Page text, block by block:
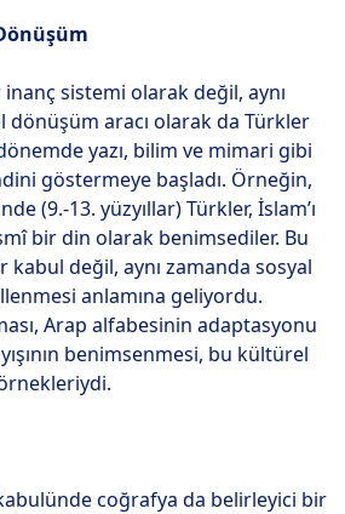
sistemi olarak değil, aynı
aracı olarak da Türkler
yazı, bilim ve mimari gibi
göstermeye başladı. Örneğin,
(9.-13. yüzyıllar) Türkler, İslam’ı
bir din olarak benimsediler. Bu
kabul değil, aynı zamanda sosyal
anlamına geliyordu.
Arap alfabesinin adaptasyonu
benimsenmesi, bu kültürel
coğrafya da belirleyici bir